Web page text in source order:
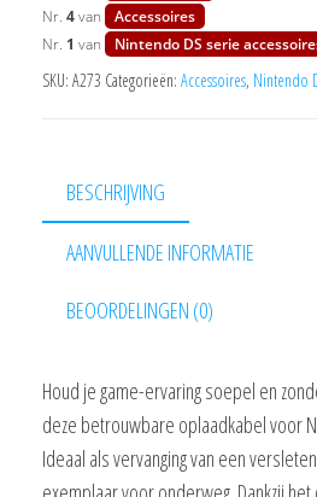
3DS(XL),
DSi
en
aantal
Nr. 4van
Accessoires
Nr. 1 van Nintendo DS serie
SKU: A273 Categorieën: Accessoires, Nintendo
BESCHRIJVING
AANVULLENDE INFORMATIE
BEOORDELINGEN (0)
Houd je game-ervaring soepel en
deze betrouwbare oplaadkabel voor
Ideaal als vervanging van een